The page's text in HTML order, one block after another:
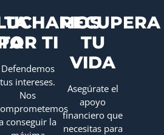
TI
Defendemos
tus intereses.
Nos
conseguir la
RECUPERA
TU
VIDA
Asegúrate el
apoyo
financiero que
necesitas para